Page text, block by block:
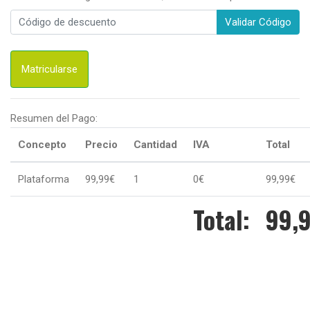
Validar Código
Matricularse
Resumen del Pago:
Concepto Precio Cantidad IVA Total
Plataforma 99,99€ 1 0€ 99,99€
Total: